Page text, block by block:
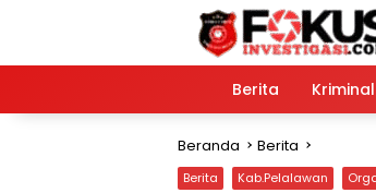
HomeBerita Kriminal
Beranda Berita
Berita Kab.Pelalawan